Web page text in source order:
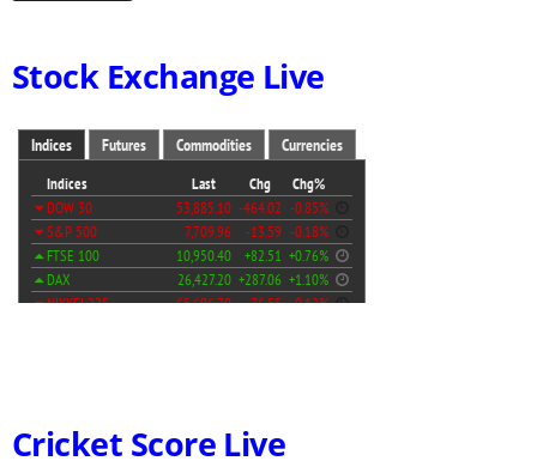
Stock Exchange Live
Cricket Score Live